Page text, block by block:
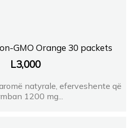
GMO Orange 30 packets
L3,000
natyrale, eferveshente që
1200 mg...